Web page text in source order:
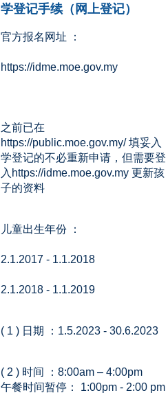
学登记手续（网上登记）
官方报名网址 ：
https://idme.moe.gov.my
之前已在
https://public.moe.gov.my/ 填妥入
学登记的不必重新申请，但需要登
入https://idme.moe.gov.my 更新孩
子的资料
儿童出生年份 ：
2.1.2017 - 1.1.2018
2.1.2018 - 1.1.2019
( 1 ) 日期 ：1.5.2023 - 30.6.2023
( 2 ) 时间 ：8:00am – 4:00pm
午餐时间暂停： 1:00pm - 2:00 pm